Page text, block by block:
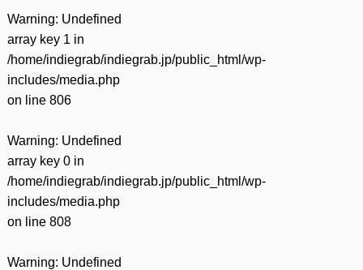
Warning: Undefined
array key 1 in
/home/indiegrab/indiegrab.jp/public_html/wp-
includes/media.php
on line 806
Warning: Undefined
array key 0 in
/home/indiegrab/indiegrab.jp/public_html/wp-
includes/media.php
on line 808
Warning: Undefined